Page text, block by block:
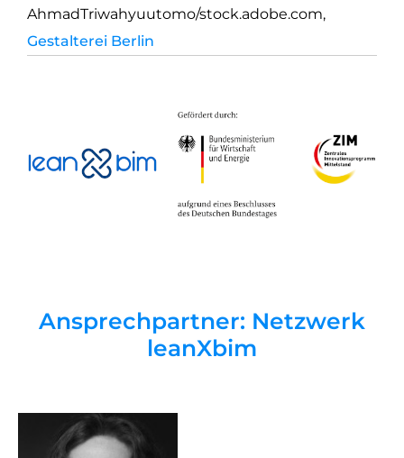
AhmadTriwahyuutomo/stock.adobe.com,
Gestalterei Berlin
Ansprechpartner: Netzwerk
leanXbim